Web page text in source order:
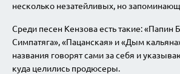
несколько незатейливых, но
Среди песен Кензова есть такие: «Папин
Симпатяга», «Пацанская» и «Дым
названия говорят сами за себя и
куда целились продюсеры.